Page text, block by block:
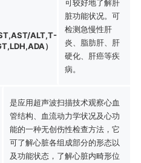
ALT,T-
）
可较好地了解肝
脏功能状况。可
检测急慢性肝
炎、脂肪肝、肝
硬化、肝癌等疾
病。
是应用超声波扫描技术观察心血
管结构、血流动力学状况及心功
能的一种无创伤性检查方法，它
可了解心脏各组成部分的形态以
及功能状态，了解心脏内畸形位